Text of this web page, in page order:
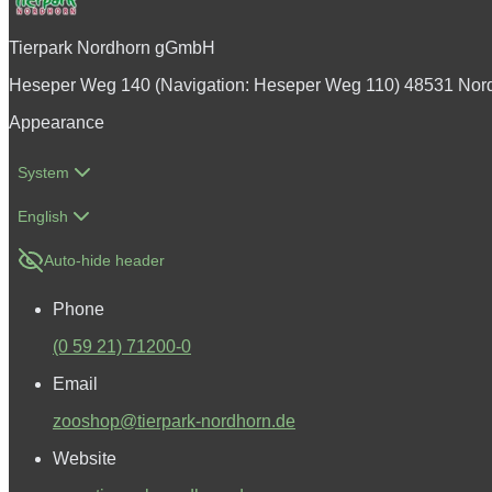
Tierpark Nordhorn gGmbH
Heseper Weg 140 (Navigation: Heseper Weg 110) 48531
Appearance
System
English
Auto-hide header
Phone
(0 59 21) 71200-0
Email
zooshop@tierpark-nordhorn.de
Website